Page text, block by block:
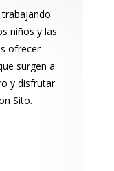
trabajando
niños y las
ofrecer
surgen a
y disfrutar
Sito.